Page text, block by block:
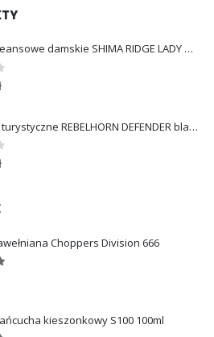
Spodnie jeansowe damskie SHIMA RIDGE LADY blue
5
Rękawice turystyczne REBELHORN DEFENDER black yellow fluo
5
Choppers Division 666
of 5
kieszonkowy S100 100ml